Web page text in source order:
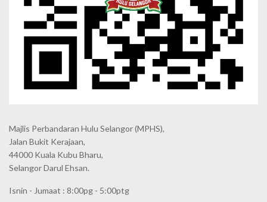
Majlis Perbandaran Hulu Selangor (MPHS),
Jalan Bukit Kerajaan,
44000 Kuala Kubu Bharu,
Selangor Darul Ehsan.
Isnin - Jumaat : 8:00pg - 5:00ptg